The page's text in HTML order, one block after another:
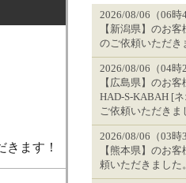
きます！
2026/08/06（06時
【新潟県】のお
のご依頼いただき
2026/08/06（04時
【広島県】のお
HAD-S-KABAH [
ご依頼いただきま
2026/08/06（03時
【熊本県】のお
頼いただきました。